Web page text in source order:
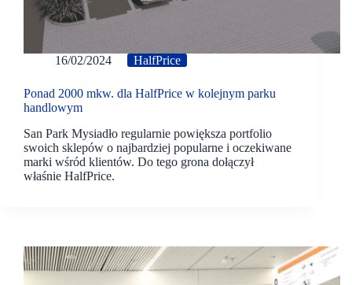
16/02/2024 HalfPrice
Ponad 2000 mkw. dla HalfPrice w kolejnym parku
handlowym
San Park Mysiadło regularnie powiększa portfolio
swoich sklepów o najbardziej popularne i oczekiwane
marki wśród klientów. Do tego grona dołączył
właśnie HalfPrice.